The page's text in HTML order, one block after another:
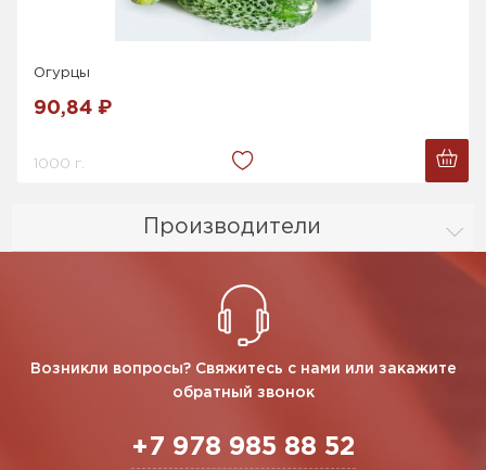
Производители
Огурцы
90,84 ₽
1000 г.
Возникли вопросы? Свяжитесь с нами или закажите
обратный звонок
+7 978 985 88 52